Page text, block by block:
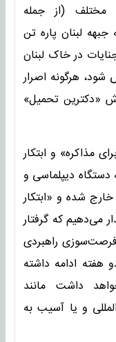
(از جمله
لبنان پاره تن
در خاک لبنان
هرگونه اصرار
«دکترین تحمیل»
مذاکره» و ابتکار
دستگاه دیپلماسی و
شده و «ابتکار
می‌دهیم که گرفتار
فرصت‌سوزی راهبردی
ادامه داشته
داشت مانند
و یا آسیب به